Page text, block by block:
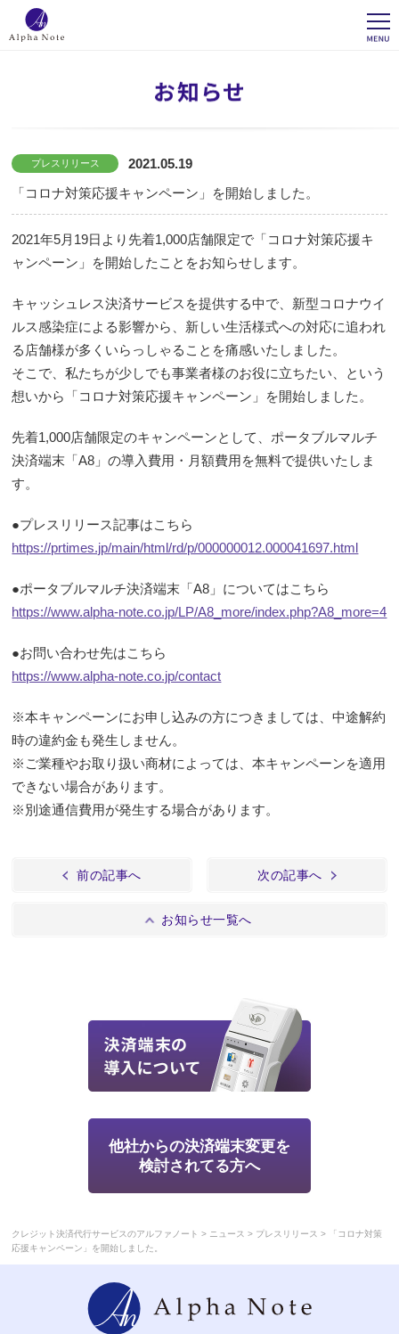
プレスリリース
2021.05.19
「コロナ対策応援キャンペーン」を開始しました。
2021年5月19日より先着1,000店舗限定で「コロナ対策応援キ
ャンペーン」を開始したことをお知らせします。
キャッシュレス決済サービスを提供する中で、新型コロナウイ
ルス感染症による影響から、新しい生活様式への対応に追われ
る店舗様が多くいらっしゃることを痛感いたしました。
そこで、私たちが少しでも事業者様のお役に立ちたい、という
想いから「コロナ対策応援キャンペーン」を開始しました。
先着1,000店舗限定のキャンペーンとして、ポータブルマルチ
決済端末「A8」の導入費用・月額費用を無料で提供いたしま
す。
●プレスリリース記事はこちら
https://prtimes.jp/main/html/rd/p/000000012.000041697.html
●ポータブルマルチ決済端末「A8」についてはこちら
https://www.alpha-note.co.jp/LP/A8_more/index.php?A8_more=4
●お問い合わせ先はこちら
https://www.alpha-note.co.jp/contact
※本キャンペーンにお申し込みの方につきましては、中途解約
時の違約金も発生しません。
※ご業種やお取り扱い商材によっては、本キャンペーンを適用
できない場合があります。
※別途通信費用が発生する場合があります。
前の記事へ
お知らせ一覧へ
次の記事へ
他社からの決済端末変更を
検討されてる方へ
クレジット決済代行サービスのアルファノート > ニュース > プレスリリース >
「コロナ対策
応援キャンペーン」を開始しました。